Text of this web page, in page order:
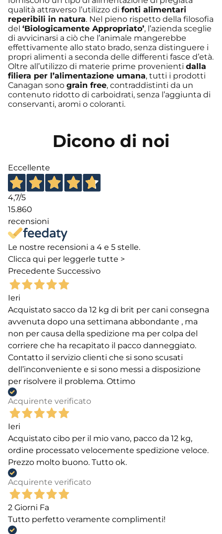
qualità attraverso l’utilizzo di fonti alimentari
reperibili in natura. Nel pieno rispetto della filosofia
del ‘Biologicamente Appropriato’, l’azienda sceglie
di avvicinarsi a ciò che l’animale mangerebbe
effettivamente allo stato brado, senza distinguere i
propri alimenti a seconda delle differenti fasce d’età.
Oltre all’utilizzo di materie prime provenienti dalla
filiera per l’alimentazione umana, tutti i prodotti
Canagan sono grain free, contraddistinti da un
contenuto ridotto di carboidrati, senza l’aggiunta di
conservanti, aromi o coloranti.
Dicono di noi
Eccellente
4,7/5
15.860
recensioni
Le nostre recensioni a 4 e 5 stelle.
Clicca qui per leggerle tutte >
Precedente Successivo
Ieri
Acquistato sacco da 12 kg di brit per cani consegna
avvenuta dopo una settimana abbondante , ma
non per causa della spedizione ma per colpa del
corriere che ha recapitato il pacco danneggiato.
Contatto il servizio clienti che si sono scusati
dell’inconveniente e si sono messi a disposizione
per risolvere il problema. Ottimo
Acquirente verificato
Ieri
Acquistato cibo per il mio vano, pacco da 12 kg,
ordine processato velocemente spedizione veloce.
Prezzo molto buono. Tutto ok.
Acquirente verificato
2 Giorni Fa
Tutto perfetto veramente complimenti!